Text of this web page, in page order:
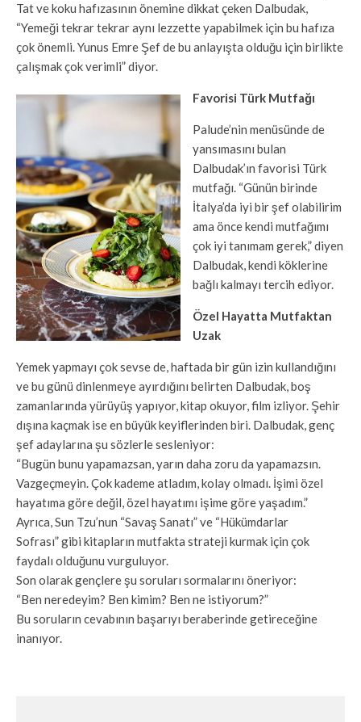
Tat ve koku hafızasının önemine dikkat çeken Dalbudak,
“Yemeği tekrar tekrar aynı lezzette yapabilmek için bu hafıza
çok önemli. Yunus Emre Şef de bu anlayışta olduğu için birlikte
çalışmak çok verimli” diyor.
Favorisi Türk Mutfağı
Palude’nin menüsünde de
yansımasını bulan
Dalbudak’ın favorisi Türk
mutfağı. “Günün birinde
İtalya’da iyi bir şef olabilirim
ama önce kendi mutfağımı
çok iyi tanımam gerek,” diyen
Dalbudak, kendi köklerine
bağlı kalmayı tercih ediyor.
Özel Hayatta Mutfaktan
Uzak
Yemek yapmayı çok sevse de, haftada bir gün izin kullandığını
ve bu günü dinlenmeye ayırdığını belirten Dalbudak, boş
zamanlarında yürüyüş yapıyor, kitap okuyor, film izliyor. Şehir
dışına kaçmak ise en büyük keyiflerinden biri. Dalbudak, genç
şef adaylarına şu sözlerle sesleniyor:
“Bugün bunu yapamazsan, yarın daha zoru da yapamazsın.
Vazgeçmeyin. Çok kademe atladım, kolay olmadı. İşimi özel
hayatıma göre değil, özel hayatımı işime göre yaşadım.”
Ayrıca, Sun Tzu’nun “Savaş Sanatı” ve “Hükümdarlar
Sofrası” gibi kitapların mutfakta strateji kurmak için çok
faydalı olduğunu vurguluyor.
Son olarak gençlere şu soruları sormalarını öneriyor:
“Ben neredeyim? Ben kimim? Ben ne istiyorum?”
Bu soruların cevabının başarıyı beraberinde getireceğine
inanıyor.